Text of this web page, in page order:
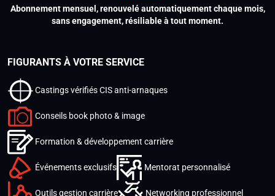
Abonnement mensuel, renouvelé automatiquement chaque mois,
sans engagement, résiliable à tout moment.
FIGURANTS À VOTRE SERVICE
Castings vérifiés CIS anti-arnaques
Conseils book photo & image
Formation & développement carrière
Événements exclusifs Mentorat personnalisé
Outils gestion carrière Networking professionnel